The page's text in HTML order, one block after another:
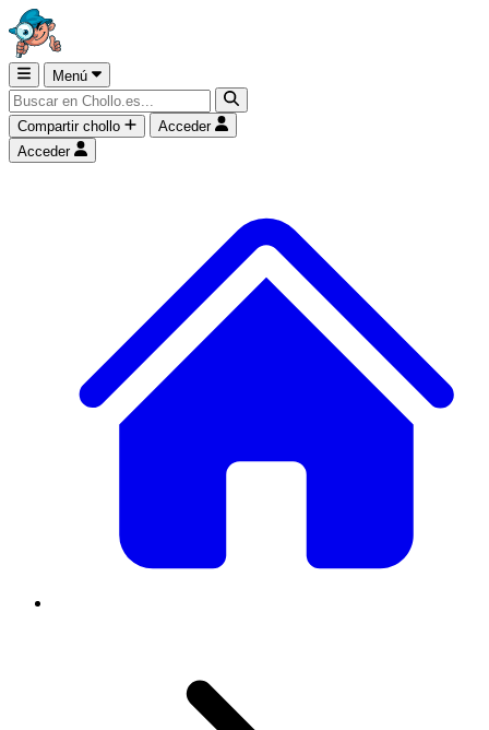
Menú
Compartir chollo
Acceder
Acceder